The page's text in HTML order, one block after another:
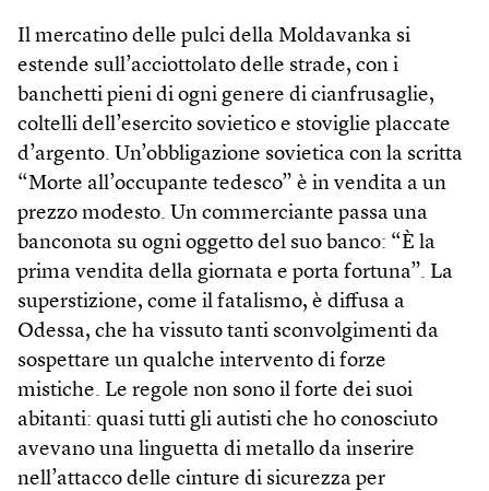
Il mercatino delle pulci della Moldavanka si
estende sull’acciottolato delle strade, con i
banchetti pieni di ogni genere di cianfrusaglie,
coltelli dell’esercito sovietico e stoviglie placcate
d’argento. Un’obbligazione sovietica con la scritta
“Morte all’occupante tedesco” è in vendita a un
prezzo modesto. Un commerciante passa una
banconota su ogni oggetto del suo banco: “È la
prima vendita della giornata e porta fortuna”. La
superstizione, come il fatalismo, è diffusa a
Odessa, che ha vissuto tanti sconvolgimenti da
sospettare un qualche intervento di forze
mistiche. Le regole non sono il forte dei suoi
abitanti: quasi tutti gli autisti che ho conosciuto
avevano una linguetta di metallo da inserire
nell’attacco delle cinture di sicurezza per